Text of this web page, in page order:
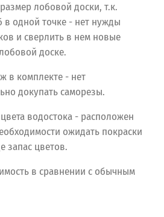
лобовой доски, т.к.
в одной точке - нет нужды
и сверлить в нем новые
доске.
в комплекте - нет
докупать саморезы.
водостока - расположен
ожидать покраски
запас цветов.
в сравнении с обычным